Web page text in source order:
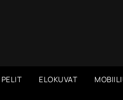
PELIT ELOKUVAT